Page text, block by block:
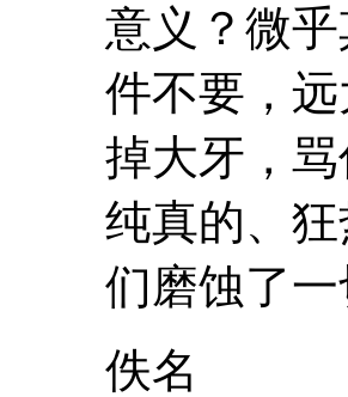
意义？微
件不要，
掉大牙，
纯真的、
们磨蚀了
佚名